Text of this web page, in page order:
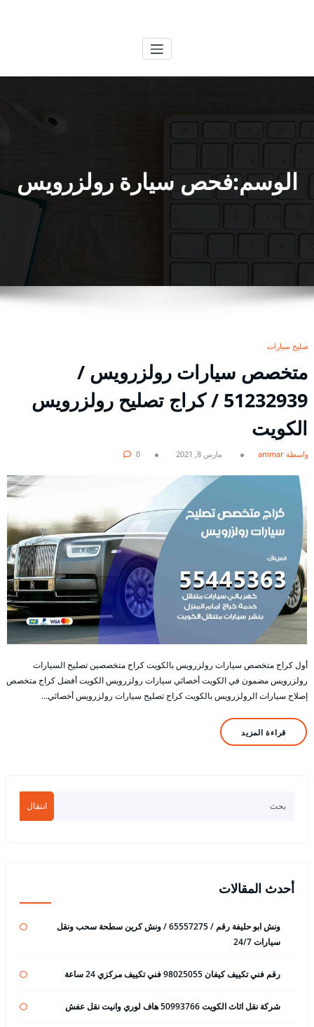
الوسم:فحص سيارة رولزرويس
تصليح سيارات
متخصص سيارات رولزرويس /
51232939‬ / كراج تصليح رولزرويس
الكويت
بواسطة ammar مارس 8, 2021 0
أول كراج متخصص سيارات رولزرويس بالكويت كراج متخصصين تصليح السيارات
رولزرويس مضمون في الكويت أخصائي سيارات رولزرويس الكويت أفضل كراج متخصص
إصلاح سيارات الرولزرويس بالكويت كراج تصليح سيارات رولزرويس أخصائي…
قراءة المزيد
انتقال
أحدث المقالات
ونش ابو حليفة رقم / 65557275 / ونش كرين سطحة سحب ونقل
سيارات 24/7
رقم فني تكييف كيفان 98025055 فني تكييف مركزي 24 ساعة
شركة نقل اثاث الكويت 50993766 هاف لوري وانيت نقل عفش